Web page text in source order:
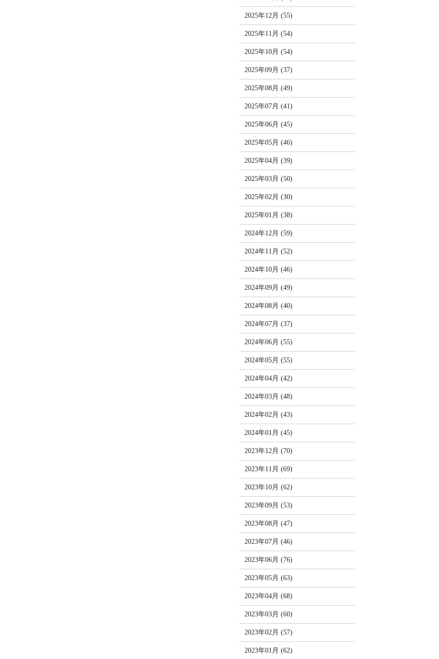
2025年12月 (55)
2025年11月 (54)
2025年10月 (54)
2025年09月 (37)
2025年08月 (49)
2025年07月 (41)
2025年06月 (45)
2025年05月 (46)
2025年04月 (39)
2025年03月 (50)
2025年02月 (30)
2025年01月 (38)
2024年12月 (59)
2024年11月 (52)
2024年10月 (46)
2024年09月 (49)
2024年08月 (40)
2024年07月 (37)
2024年06月 (55)
2024年05月 (55)
2024年04月 (42)
2024年03月 (48)
2024年02月 (43)
2024年01月 (45)
2023年12月 (70)
2023年11月 (69)
2023年10月 (62)
2023年09月 (53)
2023年08月 (47)
2023年07月 (46)
2023年06月 (76)
2023年05月 (63)
2023年04月 (68)
2023年03月 (60)
2023年02月 (57)
2023年01月 (62)